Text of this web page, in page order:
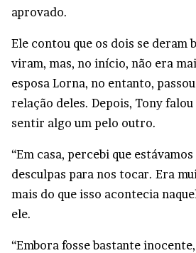
aprovado.
Ele contou que os dois se deram
viram, mas, no início, não era
esposa Lorna, no entanto,
relação deles. Depois, Tony falou
sentir algo um pelo outro.
“Em casa, percebi que
desculpas para nos tocar. Era
mais do que isso acontecia
ele.
“Embora fosse bastante